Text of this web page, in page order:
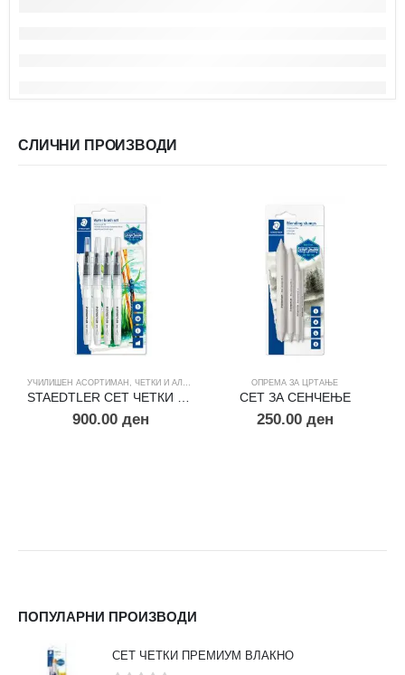
СЛИЧНИ ПРОИЗВОДИ
УЧИЛИШЕН АСОРТИМАН , ЧЕТКИ И АЛАТКИ ЗА ЦРТАЊЕ
STAEDTLER СЕТ ЧЕТКИ СО ПУМПИЦА
900.00 ден
ОПРЕМА ЗА ЦРТАЊЕ
СЕТ ЗА СЕНЧЕЊЕ
250.00 ден
ПОПУЛАРНИ ПРОИЗВОДИ
СЕТ ЧЕТКИ ПРЕМИУМ ВЛАКНО